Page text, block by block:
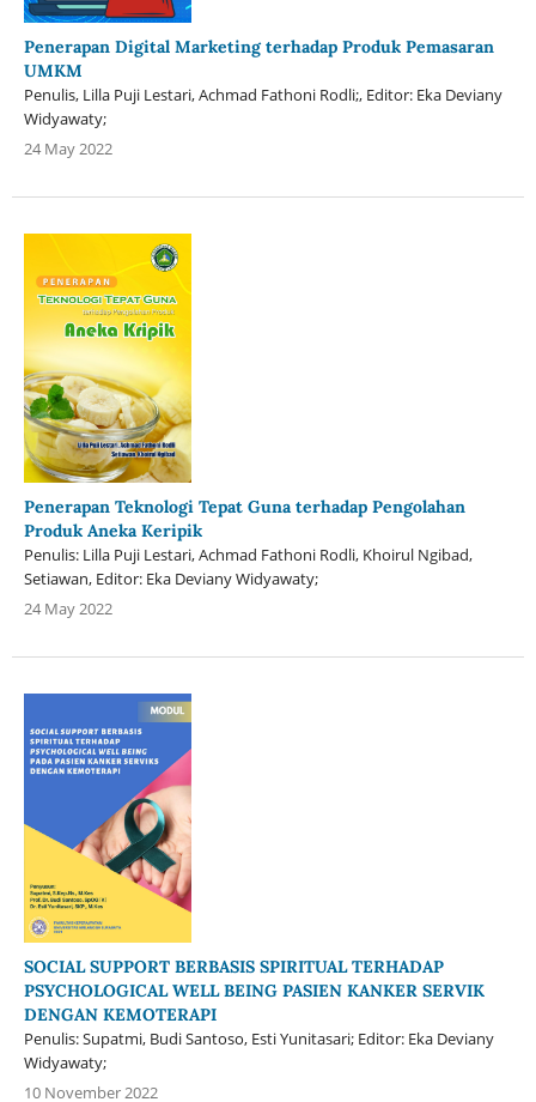
Penerapan Digital Marketing terhadap Produk Pemasaran
UMKM
Penulis, Lilla Puji Lestari, Achmad Fathoni Rodli;, Editor: Eka Deviany
Widyawaty;
24 May 2022
Penerapan Teknologi Tepat Guna terhadap Pengolahan
Produk Aneka Keripik
Penulis: Lilla Puji Lestari, Achmad Fathoni Rodli, Khoirul Ngibad,
Setiawan, Editor: Eka Deviany Widyawaty;
24 May 2022
SOCIAL SUPPORT BERBASIS SPIRITUAL TERHADAP
PSYCHOLOGICAL WELL BEING PASIEN KANKER SERVIK
DENGAN KEMOTERAPI
Penulis: Supatmi, Budi Santoso, Esti Yunitasari; Editor: Eka Deviany
Widyawaty;
10 November 2022